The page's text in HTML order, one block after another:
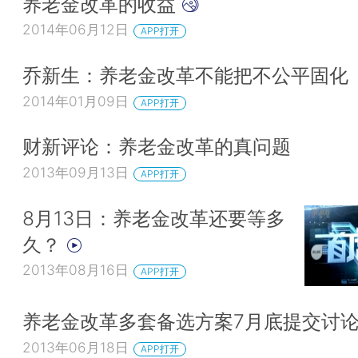
2014年06月12日 APP打开
乔新生：养老金改革不能把不公平固化
2014年01月09日 APP打开
财新评论：养老金改革的真问题
2013年09月13日 APP打开
8月13日：养老金改革还要等多
久？
2013年08月16日 APP打开
养老金改革多套备选方案7月底提交讨
2013年06月18日 APP打开